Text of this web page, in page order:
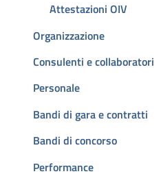
Attestazioni OIV
Organizzazione
Consulenti e collaboratori
Personale
Bandi di gara e contratti
Bandi di concorso
Performance